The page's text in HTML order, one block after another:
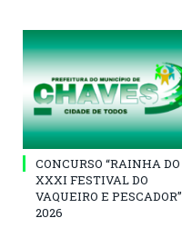
CONCURSO “RAINHA DO
XXXI FESTIVAL DO
VAQUEIRO E PESCADOR”
2026